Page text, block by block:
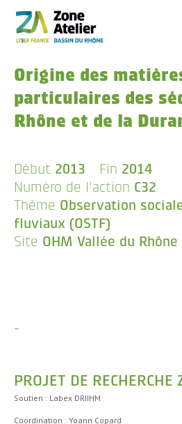
Origine des
particulaires des
Rhône et de la
Début 2013 Fin 2014
Numéro de l'action C32
Thème Observation
fluviaux (OSTF)
Site OHM Vallée du Rhône
–
PROJET DE RECHERCHE
Soutien : Labex DRIIHM
Coordination : Yoann Copard